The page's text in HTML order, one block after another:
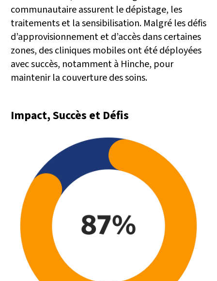
communautaire assurent le dépistage, les
traitements et la sensibilisation. Malgré les défis
d’approvisionnement et d’accès dans certaines
zones, des cliniques mobiles ont été déployées
avec succès, notamment à Hinche, pour
maintenir la couverture des soins.
Impact, Succès et Défis